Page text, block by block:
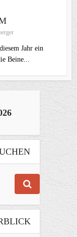
Jahr ein
Beine...